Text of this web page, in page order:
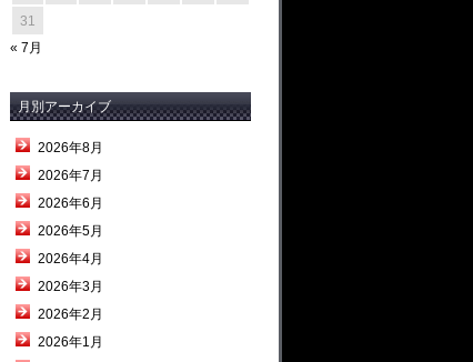
31
« 7月
月別アーカイブ
2026年8月
2026年7月
2026年6月
2026年5月
2026年4月
2026年3月
2026年2月
2026年1月